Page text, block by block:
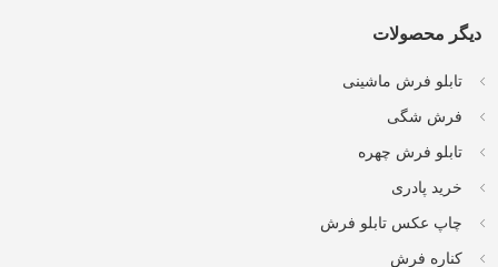
دیگر محصولات
تابلو فرش ماشینی
فرش شگی
تابلو فرش چهره
خرید پادری
چاپ عکس تابلو فرش
کناره فرش